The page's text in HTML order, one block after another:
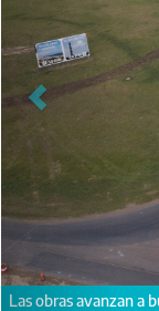
Las obras avanzan a